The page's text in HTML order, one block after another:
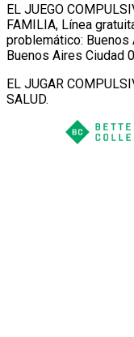
EL JUEGO
FAMILIA, Línea
problemático:
Buenos Aires Ciudad
EL JUGAR
SALUD.